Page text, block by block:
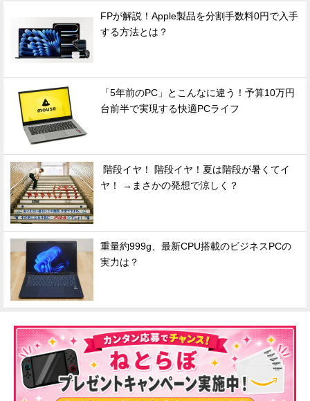
FPが解説！Apple製品を分割手数料0円で入手
する方法とは？
「5年前のPC」とこんなに違う！予算10万円
台前半で実現する快適PCライフ
階段イヤ！ 階段イヤ！夏は階段が暑くてイ
ヤ！ →まさかの発想で涼しく？
重量約999g、最新CPU搭載のビジネスPCの
実力は？